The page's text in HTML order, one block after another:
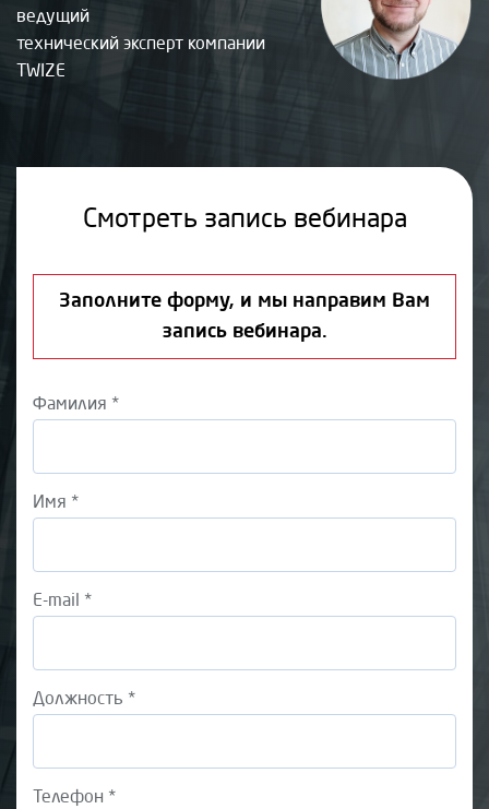
ведущий
технический эксперт компании
TWIZE
Смотреть запись вебинара
Заполните форму, и мы направим Вам
запись вебинара.
Фамилия *
Имя *
E-mail *
Должность *
Телефон *